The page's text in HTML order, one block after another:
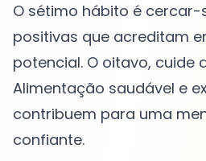
O sétimo hábito é cercar-
positivas que acreditam
potencial. O oitavo, cuide
Alimentação saudável e
contribuem para uma
confiante.